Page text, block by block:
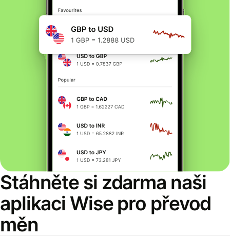
Stáhněte si zdarma naši
aplikaci Wise pro převod
měn